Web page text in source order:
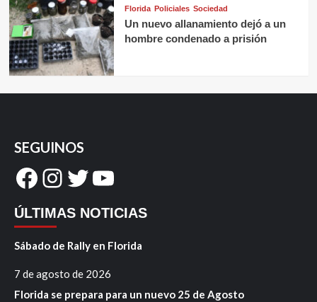
Florida Policiales Sociedad
Un nuevo allanamiento dejó a un
hombre condenado a prisión
SEGUINOS
Facebook
Instagram
Twitter
YouTube
ÚLTIMAS NOTICIAS
Sábado de Rally en Florida
7 de agosto de 2026
Florida se prepara para un nuevo 25 de Agosto